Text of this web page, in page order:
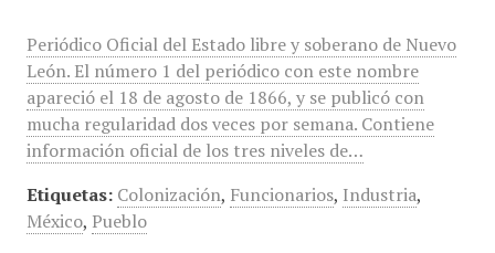
Periódico Oficial del Estado libre y soberano de Nuevo
León. El número 1 del periódico con este nombre
apareció el 18 de agosto de 1866, y se publicó con
mucha regularidad dos veces por semana. Contiene
información oficial de los tres niveles de…
Etiquetas: Colonización, Funcionarios, Industria,
México, Pueblo